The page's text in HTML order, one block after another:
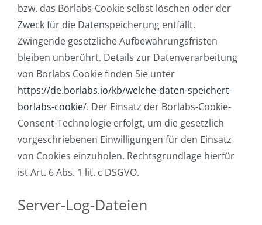
bzw. das Borlabs-Cookie selbst löschen oder der
Zweck für die Datenspeicherung entfällt.
Zwingende gesetzliche Aufbewahrungsfristen
bleiben unberührt. Details zur Datenverarbeitung
von Borlabs Cookie finden Sie unter
https://de.borlabs.io/kb/welche-daten-speichert-
borlabs-cookie/. Der Einsatz der Borlabs-Cookie-
Consent-Technologie erfolgt, um die gesetzlich
vorgeschriebenen Einwilligungen für den Einsatz
von Cookies einzuholen. Rechtsgrundlage hierfür
ist Art. 6 Abs. 1 lit. c DSGVO.
Server-Log-Dateien